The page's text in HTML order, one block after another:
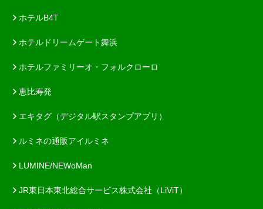
ホテルB4T
ホテルドリームゲート舞浜
ホテルファミリーオ・フォルクローロ
恵比寿発
エキタグ（デジタル駅スタンプアプリ）
ルミネの通販アイルミネ
LUMINE/NEWoMan
JR東日本東北総合サービス株式会社（LiViT）